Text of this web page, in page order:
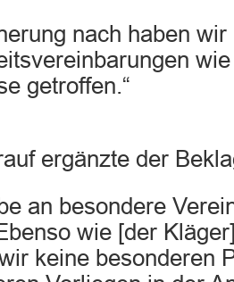
nach haben
getroffen.“
ergänzte der
an besondere
wie [der
keine besonderen